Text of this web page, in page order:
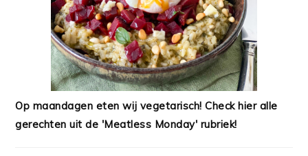
Op maandagen eten wij vegetarisch! Check hier alle
gerechten uit de 'Meatless Monday' rubriek!